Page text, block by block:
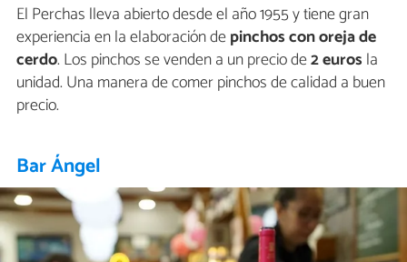
El Perchas lleva abierto desde el año 1955 y tiene gran
experiencia en la elaboración depinchos con oreja de
cerdo. Los pinchos se venden a un precio de2 euros la
unidad. Una manera de comer pinchos de calidad a buen
precio.
Bar Ángel